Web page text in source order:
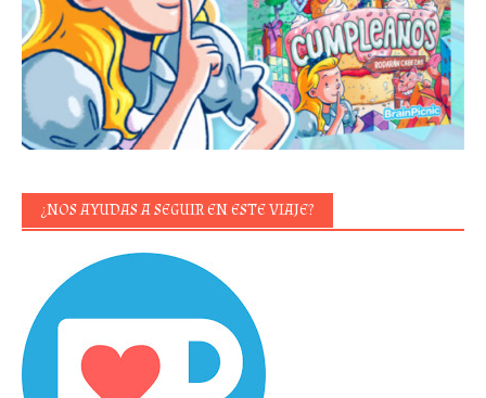
¿NOS AYUDAS A SEGUIR EN ESTE VIAJE?